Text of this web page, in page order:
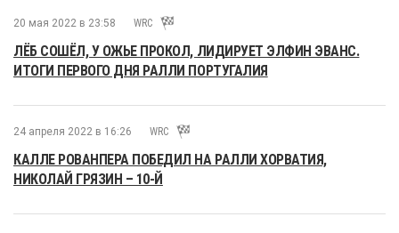
20 мая 2022 в 23:58 WRC
ЛЁБ СОШЁЛ, У ОЖЬЕ ПРОКОЛ, ЛИДИРУЕТ ЭЛФИН ЭВАНС.
ИТОГИ ПЕРВОГО ДНЯ РАЛЛИ ПОРТУГАЛИЯ
24 апреля 2022 в 16:26 WRC
КАЛЛЕ РОВАНПЕРА ПОБЕДИЛ НА РАЛЛИ ХОРВАТИЯ,
НИКОЛАЙ ГРЯЗИН – 10-Й